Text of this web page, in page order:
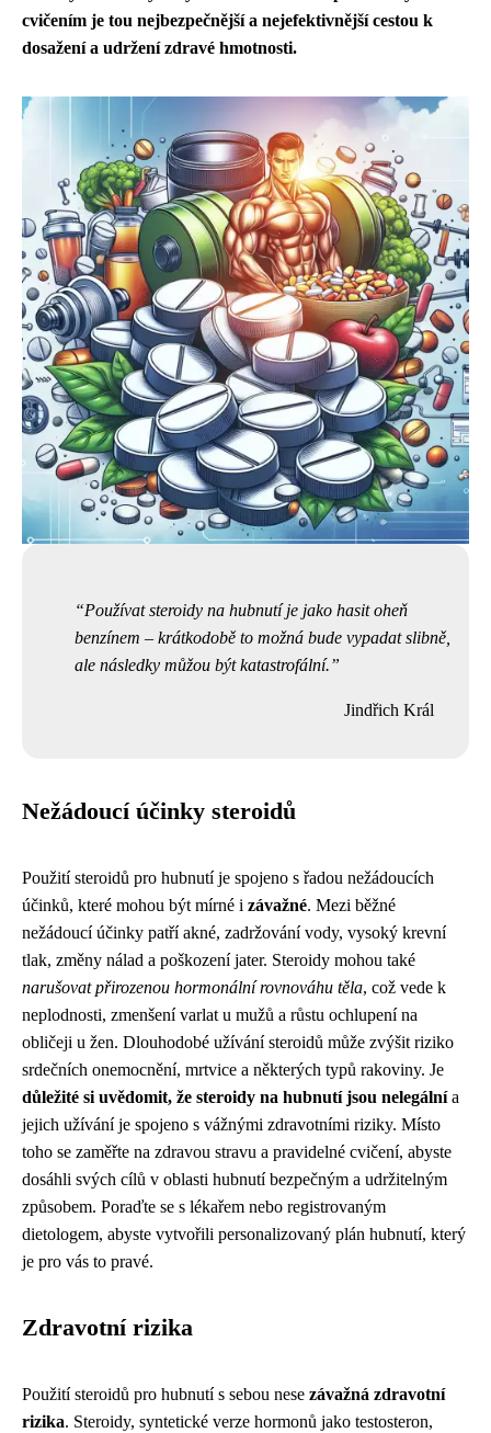
cvičením je tou nejbezpečnější a nejefektivnější cestou k
dosažení a udržení zdravé hmotnosti.
Používat steroidy na hubnutí je jako hasit oheň
benzínem – krátkodobě to možná bude vypadat slibně,
ale následky můžou být katastrofální.
Jindřich Král
Nežádoucí účinky steroidů
Použití steroidů pro hubnutí je spojeno s řadou nežádoucích
účinků, které mohou být mírné i závažné. Mezi běžné
nežádoucí účinky patří akné, zadržování vody, vysoký krevní
tlak, změny nálad a poškození jater. Steroidy mohou také
narušovat přirozenou hormonální rovnováhu těla, což vede k
neplodnosti, zmenšení varlat u mužů a růstu ochlupení na
obličeji u žen. Dlouhodobé užívání steroidů může zvýšit riziko
srdečních onemocnění, mrtvice a některých typů rakoviny. Je
důležité si uvědomit, že steroidy na hubnutí jsou nelegálnía
jejich užívání je spojeno s vážnými zdravotními riziky. Místo
toho se zaměřte na zdravou stravu a pravidelné cvičení, abyste
dosáhli svých cílů v oblasti hubnutí bezpečným a udržitelným
způsobem. Poraďte se s lékařem nebo registrovaným
dietologem, abyste vytvořili personalizovaný plán hubnutí, který
je pro vás to pravé.
Zdravotní rizika
Použití steroidů pro hubnutí s sebou nese závažná zdravotní
rizika. Steroidy, syntetické verze hormonů jako testosteron,